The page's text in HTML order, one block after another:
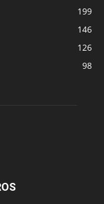
199
146
126
98